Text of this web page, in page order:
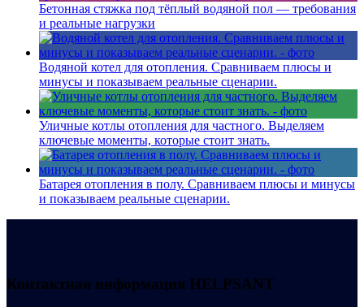
Бетонная стяжка под тёплый водяной пол — требования
и реальные нагрузки
Водяной котел для отопления. Сравниваем плюсы и
минусы и показываем реальные сценарии.
Уличные котлы отопления для частного. Выделяем
ключевые моменты, которые стоит знать.
Батарея отопления в полу. Сравниваем плюсы и минусы
и показываем реальные сценарии.
Контактная информация HELPSANT